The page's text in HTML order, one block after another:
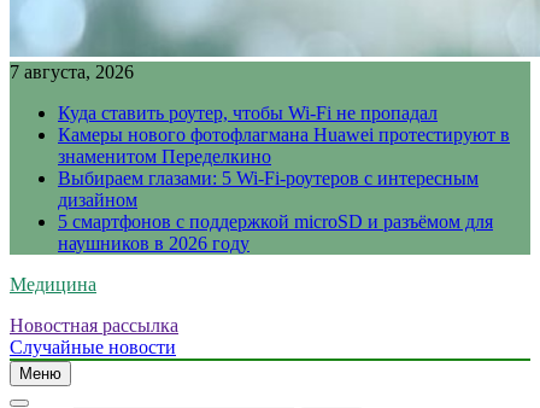
7 августа, 2026
Куда ставить роутер, чтобы Wi-Fi не пропадал
Камеры нового фотофлагмана Huawei протестируют в
знаменитом Переделкино
Выбираем глазами: 5 Wi-Fi-роутеров с интересным
дизайном
5 смартфонов с поддержкой microSD и разъёмом для
наушников в 2026 году
Медицина
Новостная рассылка
Случайные новости
Меню